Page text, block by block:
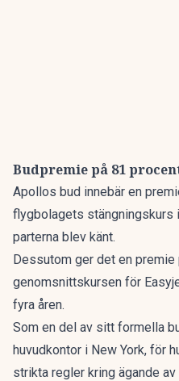
Budpremie på 81
Apollos bud innebär en
flygbolagets stängningskurs
parterna blev känt.
Dessutom ger det en
genomsnittskursen för
fyra åren.
Som en del av sitt formella
huvudkontor i New York, för
strikta regler kring ägande